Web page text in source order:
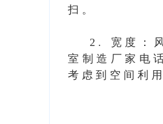
扫。
2. 宽度：
室制造厂家电
考虑到空间利